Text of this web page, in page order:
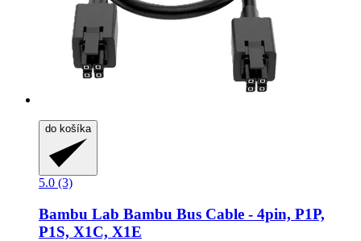
do košíka
5.0 (3)
Bambu Lab Bambu Bus Cable -​ 4pin, P1P,
P1S, X1C, X1E